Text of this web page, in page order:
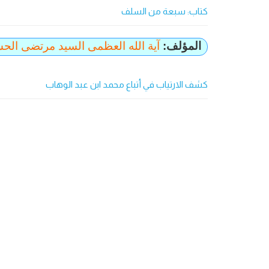
کتاب: سبعة من السلف
المؤلف: آية الله العظمى السيد مرتضى
كشف الارتياب في أتباع محمد ابن عبد الوهاب